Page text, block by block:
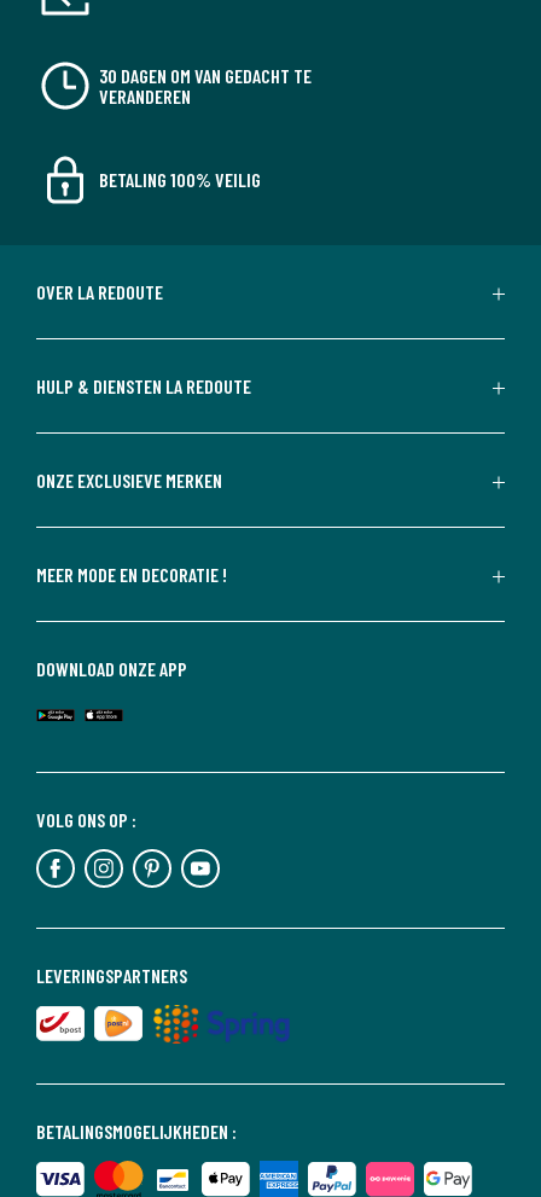
30 DAGEN OM VAN GEDACHT TE
VERANDEREN
BETALING 100% VEILIG
OVER LA REDOUTE
HULP & DIENSTEN LA REDOUTE
ONZE EXCLUSIEVE MERKEN
MEER MODE EN DECORATIE !
BETALINGSMOGELIJKHEDEN :
LEVERINGSPARTNERS
VOLG ONS OP :
DOWNLOAD ONZE APP